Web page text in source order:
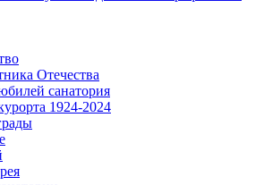
Отечества
санатория
1924-2024